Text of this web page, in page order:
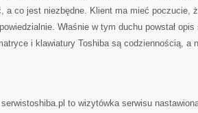
a co jest niezbędne. Klient ma mieć poczucie,
Właśnie w tym duchu powstał
i klawiatury Toshiba są codziennością, a
to wizytówka serwisu